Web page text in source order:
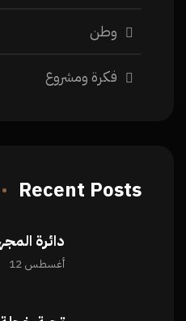
وطن
فكرة ومشروع
Recent Posts
دائرة
أغسطس 12